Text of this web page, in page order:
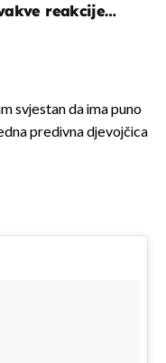
reakcije
svjestan da ima puno
predivna djevojčica